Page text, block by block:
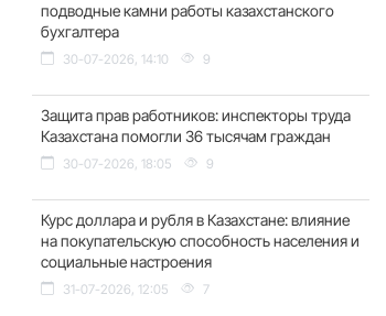
подводные камни работы казахстанского
бухгалтера
30-07-2026, 14:10 9
Защита прав работников: инспекторы труда
Казахстана помогли 36 тысячам граждан
30-07-2026, 18:05 9
Курс доллара и рубля в Казахстане: влияние
на покупательскую способность населения и
социальные настроения
31-07-2026, 12:05 7